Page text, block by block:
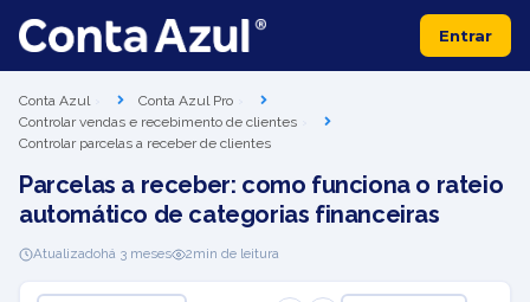
Entrar
Conta Azul
Conta Azul Pro
Controlar vendas e recebimento de clientes
Controlar parcelas a receber de clientes
Parcelas a receber: como funciona o rateio
automático de categorias financeiras
Atualizadohá 3 meses 2min de leitura